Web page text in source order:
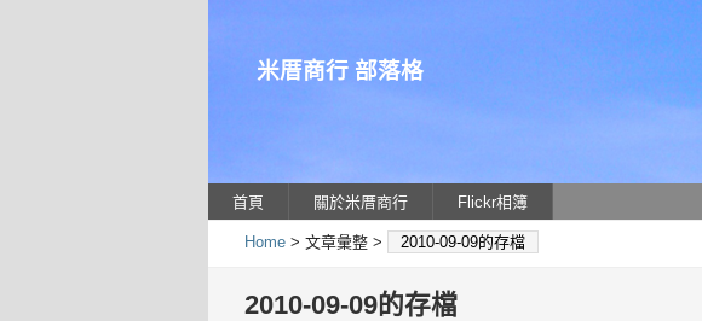
米厝商行 部落格
首頁 關於米厝商行 Flickr相簿
Home > 文章彙整 > 2010-09-09的存檔
2010-09-09的存檔